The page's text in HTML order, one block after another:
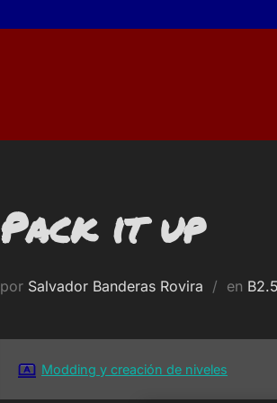
Pack it up
por Salvador Banderas Rovira en
Modding y creación de niveles